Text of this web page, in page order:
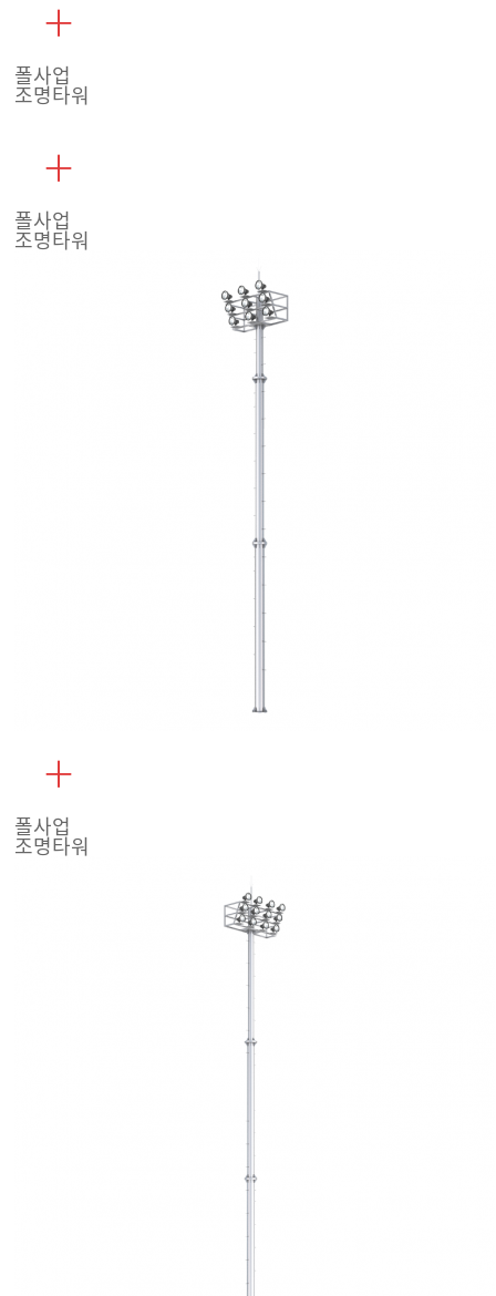
폴사업
조명타워
폴사업
조명타워
폴사업
조명타워